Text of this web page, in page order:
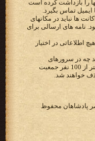
را بازداشت کرده است
ایمیل تماس بگیرد.
ها نباید در مکانهای
نامه های ارسالی برای
اطلاعاتی در اختیار
چه در سرورهای
معمولی و چه در سرورهای اسپید، که کمتر از 100 نفر جمعیت
خواهند شد.
پادشاهان محفوظ